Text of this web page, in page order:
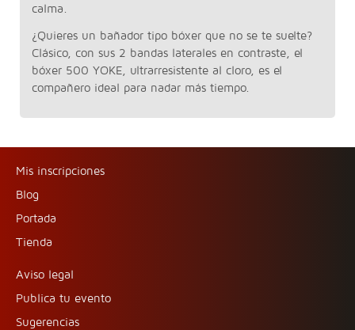
calma.
¿Quieres un bañador tipo bóxer que no se te suelte?
Clásico, con sus 2 bandas laterales en contraste, el
bóxer 500 YOKE, ultrarresistente al cloro, es el
compañero ideal para nadar más tiempo.
Mis inscripciones
Blog
Portada
Tienda
Aviso legal
Publica tu evento
Sugerencias